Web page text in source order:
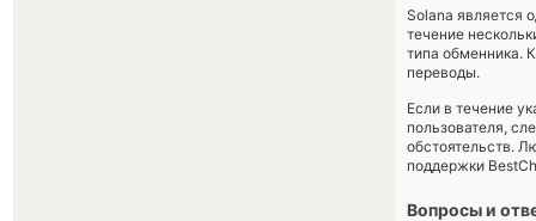
Solana является
течение
типа обменника.
переводы.
Если в течение
пользователя,
обстоятельств.
поддержки
Вопросы и